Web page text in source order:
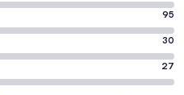
95
30
27